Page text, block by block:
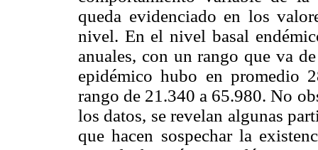
queda evidenciado en los
nivel. En el nivel basal
anuales, con un rango que va
epidémico hubo en promedio
rango de 21.340 a 65.980. No
los datos, se revelan algunas
que hacen sospechar la